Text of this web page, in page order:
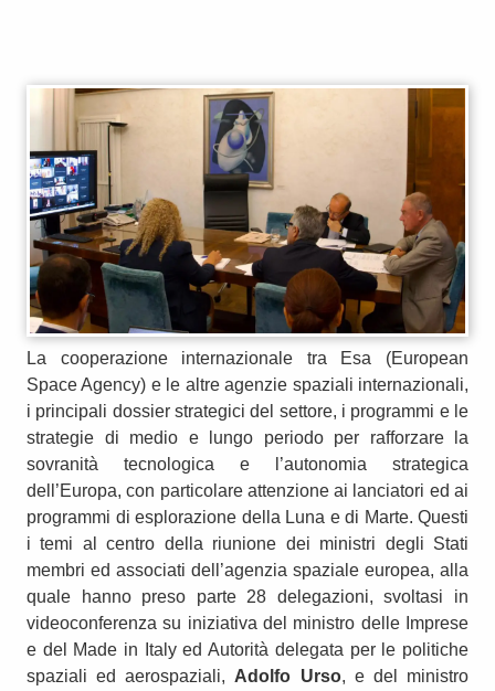
La cooperazione internazionale tra Esa (European
Space Agency) e le altre agenzie spaziali internazionali,
i principali dossier strategici del settore, i programmi e le
strategie di medio e lungo periodo per rafforzare la
sovranità tecnologica e l’autonomia strategica
dell’Europa, con particolare attenzione ai lanciatori ed ai
programmi di esplorazione della Luna e di Marte. Questi
i temi al centro della riunione dei ministri degli Stati
membri ed associati dell’agenzia spaziale europea, alla
quale hanno preso parte 28 delegazioni, svoltasi in
videoconferenza su iniziativa del ministro delle Imprese
e del Made in Italy ed Autorità delegata per le politiche
spaziali ed aerospaziali, Adolfo Urso, e del ministro